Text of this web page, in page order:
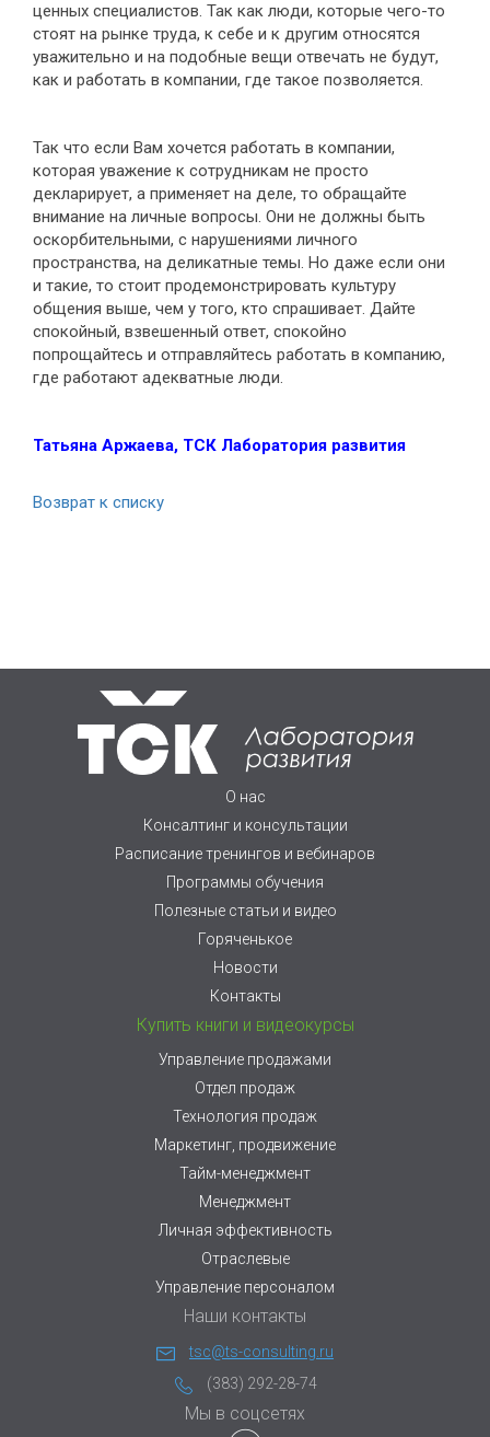
ценных специалистов. Так как люди, которые чего-то
стоят на рынке труда, к себе и к другим относятся
уважительно и на подобные вещи отвечать не будут,
как и работать в компании, где такое позволяется.
Так что если Вам хочется работать в компании,
которая уважение к сотрудникам не просто
декларирует, а применяет на деле, то обращайте
внимание на личные вопросы. Они не должны быть
оскорбительными, с нарушениями личного
пространства, на деликатные темы. Но даже если они
и такие, то стоит продемонстрировать культуру
общения выше, чем у того, кто спрашивает. Дайте
спокойный, взвешенный ответ, спокойно
попрощайтесь и отправляйтесь работать в компанию,
где работают адекватные люди.
Татьяна Аржаева, ТСК Лаборатория развития
Возврат к списку
О нас
Консалтинг и консультации
Расписание тренингов и вебинаров
Программы обучения
Полезные статьи и видео
Горяченькое
Новости
Контакты
Купить книги и видеокурсы
Управление продажами
Отдел продаж
Технология продаж
Маркетинг, продвижение
Тайм-менеджмент
Менеджмент
Личная эффективность
Отраслевые
Управление персоналом
Наши контакты
tsc@ts-consulting.ru
(383) 292-28-74
Мы в соцсетях